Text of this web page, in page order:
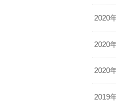
2020
2020
2020
2019